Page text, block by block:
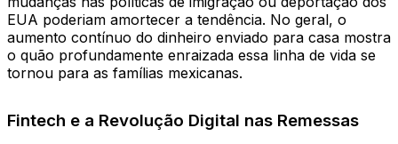
EUA poderiam amortecer a tendência. No geral, o
aumento contínuo do dinheiro enviado para casa mostra
o quão profundamente enraizada essa linha de vida se
tornou para as famílias mexicanas.
Fintech e a Revolução Digital nas Remessas